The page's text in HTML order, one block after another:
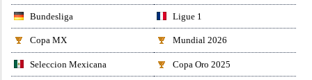
Bundesliga Ligue 1
Copa MX Mundial 2026
Seleccion Mexicana Copa Oro 2025